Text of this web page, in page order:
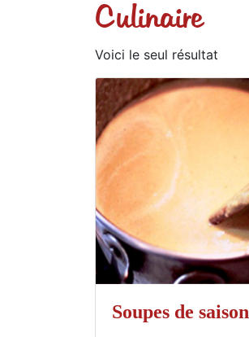
Culinaire
Voici le seul résultat
Soupes de saison